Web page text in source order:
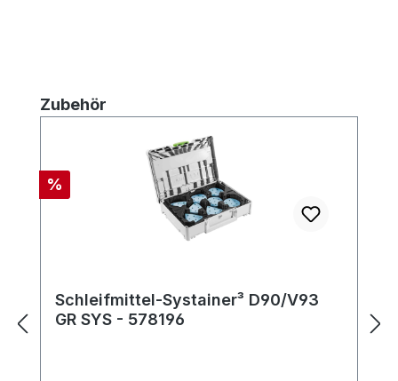
Produktgalerie überspringen
Zubehör
Rabatt
%
Schleifmittel-Systainer³ D90/V93
GR SYS - 578196